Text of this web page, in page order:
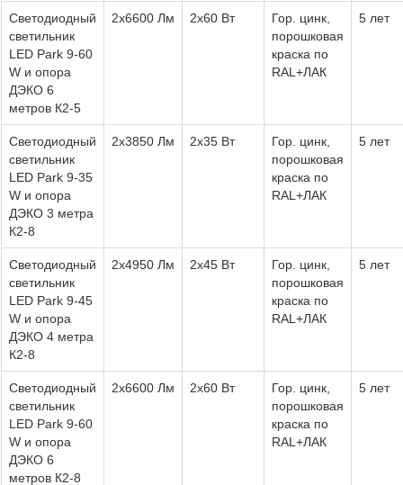
Светодиодный
светильник
LED Park 9-60
W и опора
ДЭКО 6
метров К2-5
2х6600 Лм 2х60 Вт
Гор. цинк,
порошковая
краска по
RAL+ЛАК
5 лет
Светодиодный
светильник
LED Park 9-35
W и опора
ДЭКО 3 метра
К2-8
2х3850 Лм 2х35 Вт
Гор. цинк,
порошковая
краска по
RAL+ЛАК
5 лет
Светодиодный
светильник
LED Park 9-45
W и опора
ДЭКО 4 метра
К2-8
2х4950 Лм 2х45 Вт
Гор. цинк,
порошковая
краска по
RAL+ЛАК
5 лет
Светодиодный
светильник
LED Park 9-60
W и опора
ДЭКО 6
метров К2-8
2х6600 Лм 2х60 Вт
Гор. цинк,
порошковая
краска по
RAL+ЛАК
5 лет